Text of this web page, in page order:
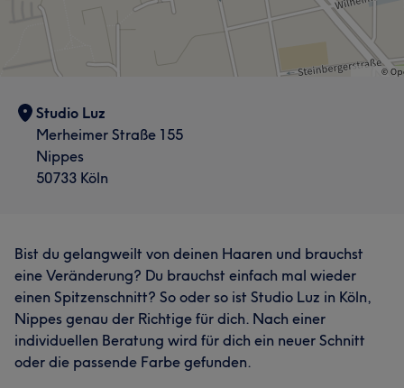
Studio Luz
Merheimer Straße 155
Nippes
50733 Köln
Bist du gelangweilt von deinen Haaren und brauchst
eine Veränderung? Du brauchst einfach mal wieder
einen Spitzenschnitt? So oder so ist Studio Luz in Köln,
Nippes genau der Richtige für dich. Nach einer
individuellen Beratung wird für dich ein neuer Schnitt
oder die passende Farbe gefunden.